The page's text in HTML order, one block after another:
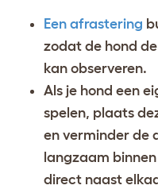
Een afrastering
zodat de hond
kan observeren.
Als je hond een
spelen, plaats
en verminder de
langzaam
direct naast